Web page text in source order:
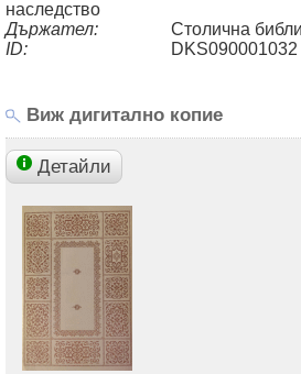
наследство
Държател:
Столична
ID:
DKS090001032
Виж дигитално копие
Детайли